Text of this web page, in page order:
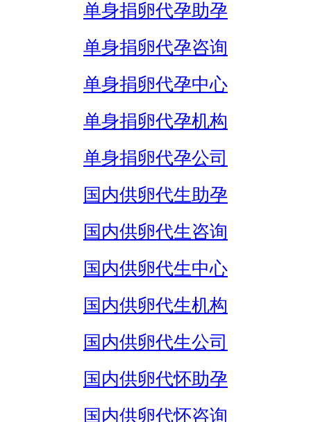
单身捐卵代孕助孕
单身捐卵代孕咨询
单身捐卵代孕中心
单身捐卵代孕机构
单身捐卵代孕公司
国内供卵代生助孕
国内供卵代生咨询
国内供卵代生中心
国内供卵代生机构
国内供卵代生公司
国内供卵代怀助孕
国内供卵代怀咨询